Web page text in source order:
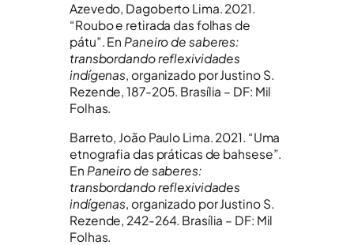
Azevedo, Dagoberto Lima. 2021.
“Roubo e retirada das folhas de
pátu”. En Paneiro de saberes:
transbordando reflexividades
indígenas, organizado por Justino S.
Rezende, 187-205. Brasília – DF: Mil
Folhas.
Barreto, João Paulo Lima. 2021. “Uma
etnografia das práticas de bahsese”.
En Paneiro de saberes:
transbordando reflexividades
indígenas , organizado por Justino S.
Rezende, 242-264. Brasília – DF: Mil
Folhas.